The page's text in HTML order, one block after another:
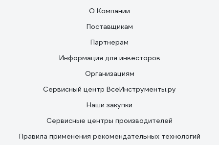
О Компании
Поставщикам
Партнерам
Информация для инвесторов
Организациям
Сервисный центр ВсеИнструменты.ру
Наши закупки
Сервисные центры производителей
Правила применения рекомендательных технологий